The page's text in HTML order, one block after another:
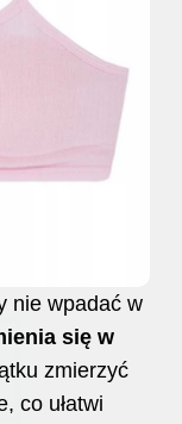
nie wpadać w
się w
zmierzyć
co ułatwi